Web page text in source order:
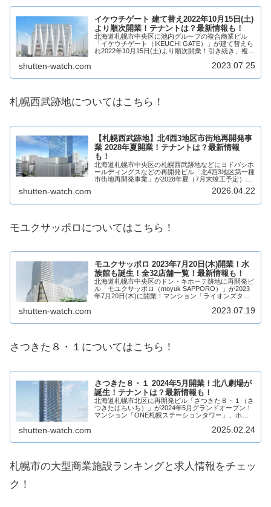
イケウチゲート 建て替え2022年10月15日(土)
より順次開業！テナントは？最新情報も！
北海道札幌市中央区に池内グループの複合商業ビル
「イケウチゲート（IKEUCHI GATE）」が建て替えら
れ2022年10月15日(土)より順次開業！引き続き、複合
shutten-watch.com 2023.07.25
札幌西武跡地についてはこちら！
【札幌西武跡地】北4⻄3地区市街地再開発事
業 2028年夏開業！テナントは？最新情報
も！
北海道札幌市中央区の札幌西武跡地などにヨドバシホ
ールディングスなどの再開発ビル「北4⻄3地区第一種
市街地再開発事業」が2028年夏（7月末竣工予定）開
業！高層階はオフィス、低層階はヨドバシカメラを主
体とした商業施設となり、ファッションや雑貨...
shutten-watch.com 2026.04.22
モユクサッポロについてはこちら！
モユクサッポロ 2023年7月20日(木)開業！水
族館も誕生！全32店舗一覧！最新情報も！
北海道札幌市中央区のドン・キホーテ跡地に再開発ビ
ル「モユクサッポロ（moyuk SAPPORO）」が2023
年7月20日(木)に開業！マンション「ライオンズタワ
shutten-watch.com 2023.07.19
さつきた８・１についてはこちら！
さつきた８・１ 2024年5月開業！北八劇場が
誕生！テナントは？最新情報も！
北海道札幌市北区に再開発ビル「さつきた８・１（さ
つきたはちいち）」が2024年5月グランドオープン！
マンション「ONE札幌ステーションタワー」、ホテ
幌」、劇場「北八劇場」、商業施設などからな...
shutten-watch.com 2025.02.24
札幌市の大型商業施設ランキングと求人情報をチェッ
ク！